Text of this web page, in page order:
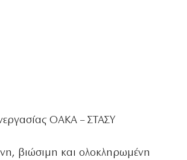
ΟΑΚΑ – ΣΤΑΣΥ
βιώσιμη και ολοκληρωμένη